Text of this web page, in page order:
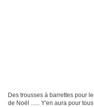
Des trousses à barrettes pour
de Noël ...... Y'en aura pour